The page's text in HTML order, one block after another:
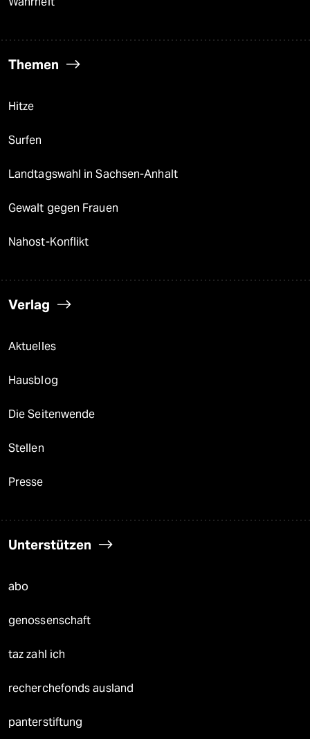
Themen
Hitze
Surfen
Landtagswahl in Sachsen-Anhalt
Gewalt gegen Frauen
Nahost-Konflikt
Verlag
Aktuelles
Hausblog
Die Seitenwende
Stellen
Presse
Unterstützen
abo
genossenschaft
taz zahl ich
recherchefonds ausland
panterstiftung